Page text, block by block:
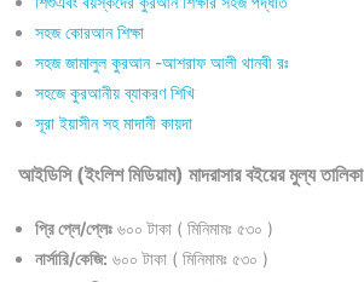
সহজ কোরআন শিক্ষা
সহজ জামালুল কুরআন -আশরাফ আলী থানবী রঃ
সহজে কুরআনীয় ব্যাকরণ শিখি
সূরা ইয়াসীন সহ মাদানী কায়দা
আইডিসি (ইংলিশ মিডিয়াম) মাদরাসার বইয়ের মুল্য তালিকা
প্রি প্লে/প্লেঃ ৬০০ টাকা ( মিনিমামঃ ৫৩০ )
নার্সারি/কেজি: ৬০০ টাকা ( মিনিমামঃ ৫৩০ )